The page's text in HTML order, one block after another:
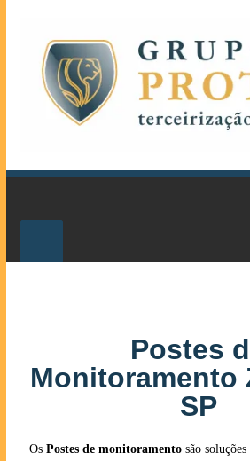
Postes
Monitoramento
SP
Os Postes de monitoramentosão soluções